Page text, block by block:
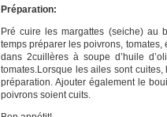
Préparation:
Pré cuire les margattes (seiche) au
temps préparer les poivrons,
dans 2cuillères à soupe d’huile
tomates.Lorsque les ailes sont
préparation. Ajouter également le
poivrons soient cuits.